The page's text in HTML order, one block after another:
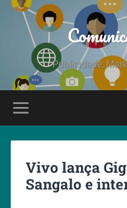
Publicidade,
Vivo lança
Sangalo e